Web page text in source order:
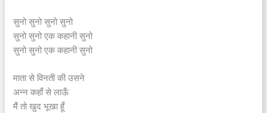
सुनो सुनो सुनो सुनो
सुनो सुनो एक कहानी सुनो
सुनो सुनो एक कहानी सुनो
माता से विनती की उसने
अन्न कहाँ से लाऊँ
मैं तो खुद भूखा हूँ